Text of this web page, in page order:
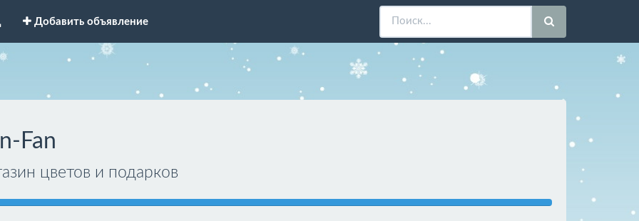
Добавить объявление
Fan
цветов и подарков